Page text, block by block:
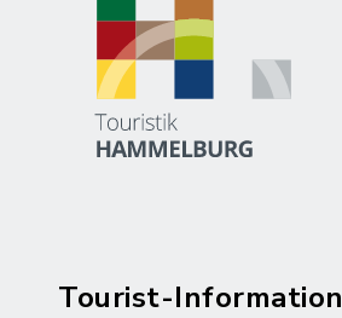
Tourist-Information